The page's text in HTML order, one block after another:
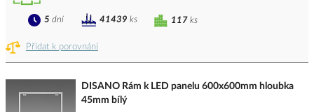
Přidat k porovnání
117 ks
5 dní 41439 ks
DISANO Rám k LED panelu 600x600mm hloubka
45mm bílý